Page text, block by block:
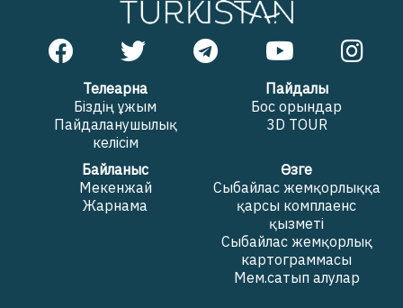
Телеарна
Біздің ұжым
Пайдаланушылық
келісім
Пайдалы
Бос орындар
3D TOUR
Байланыс
Мекенжай
Жарнама
Өзге
Сыбайлас жемқорлыққа
қарсы комплаенс
қызметі
Сыбайлас жемқорлық
картограммасы
Мем.сатып алулар